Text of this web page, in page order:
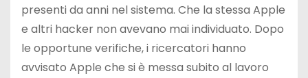
presenti da anni nel sistema. Che la stessa Apple
e altri hacker non avevano mai individuato. Dopo
le opportune verifiche, i ricercatori hanno
avvisato Apple che si è messa subito al lavoro